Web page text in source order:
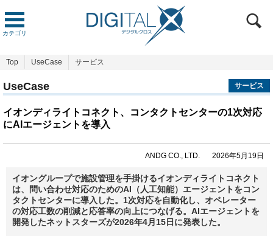
カテゴリ
Top UseCase サービス
UseCase サービス
イオンディライトコネクト、コンタクトセンターの1次対応
にAIエージェントを導入
ANDG CO., LTD. 2026年5月19日
イオングループで施設管理を手掛けるイオンディライトコネクト
は、問い合わせ対応のためのAI（人工知能）エージェントをコン
タクトセンターに導入した。1次対応を自動化し、オペレーター
の対応工数の削減と応答率の向上につなげる。AIエージェントを
開発したネットスターズが2026年4月15日に発表した。